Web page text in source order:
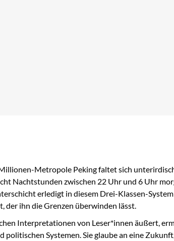
Metropole Peking faltet sich
Nachtstunden zwischen 22 Uhr und 6 Uhr
erledigt in diesem Drei-Klassen-
ihn die Grenzen überwinden lässt.
Interpretationen von Leser*innen äußert,
Systemen. Sie glaube an eine